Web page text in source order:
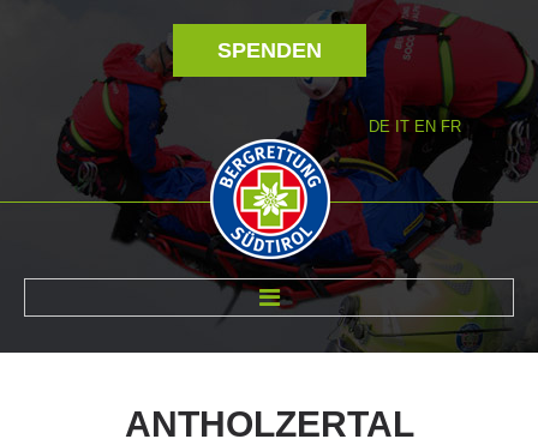
SPENDEN
DE IT EN FR
ANTHOLZERTAL